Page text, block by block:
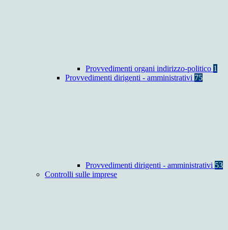
Provvedimenti organi indirizzo-politico 1
Provvedimenti dirigenti - amministrativi 75
Provvedimenti dirigenti - amministrativi 53
Controlli sulle imprese